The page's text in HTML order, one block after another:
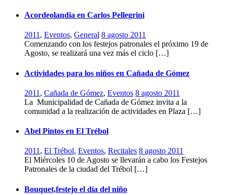
Acordeolandia en Carlos Pellegrini
2011 , Eventos, General 8 agosto 2011
Comenzando con los festejos patronales el próximo 19 de
Agosto, se realizará una vez más el ciclo […]
Actividades para los niños en Cañada de Gómez
2011 , Cañada de Gómez, Eventos 8 agosto 2011
La Municipalidad de Cañada de Gómez invita a la
comunidad a la realización de actividades en Plaza […]
Abel Pintos en El Trébol
2011 , El Trébol, Eventos, Recitales 8 agosto 2011
El Miércoles 10 de Agosto se llevarán a cabo los Festejos
Patronales de la ciudad del Trébol […]
Bouquet,festejo el día del niño